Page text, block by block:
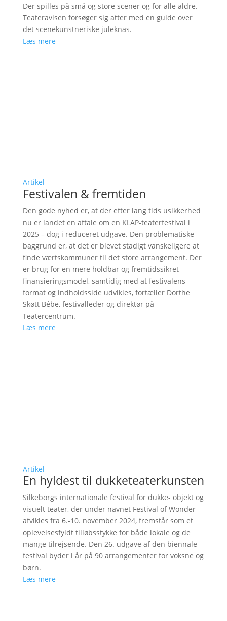
Der spilles på små og store scener og for alle aldre.
Teateravisen forsøger sig atter med en guide over
det scenekunstneriske juleknas.
Læs mere
Artikel
Festivalen & fremtiden
Den gode nyhed er, at der efter lang tids usikkerhed
nu er landet en aftale om en KLAP-teaterfestival i
2025 – dog i reduceret udgave. Den problematiske
baggrund er, at det er blevet stadigt vanskeligere at
finde værtskommuner til det store arrangement. Der
er brug for en mere holdbar og fremtidssikret
finansieringsmodel, samtidig med at festivalens
format og indholdsside udvikles, fortæller Dorthe
Skøtt Bébe, festivalleder og direktør på
Teatercentrum.
Læs mere
Artikel
En hyldest til dukketeaterkunsten
Silkeborgs internationale festival for dukke- objekt og
visuelt teater, der under navnet Festival of Wonder
afvikles fra 6.-10. november 2024, fremstår som et
oplevelsesfyldt tilløbsstykke for både lokale og de
mange tilrejsende. Den 26. udgave af den biennale
festival byder i år på 90 arrangementer for voksne og
børn.
Læs mere